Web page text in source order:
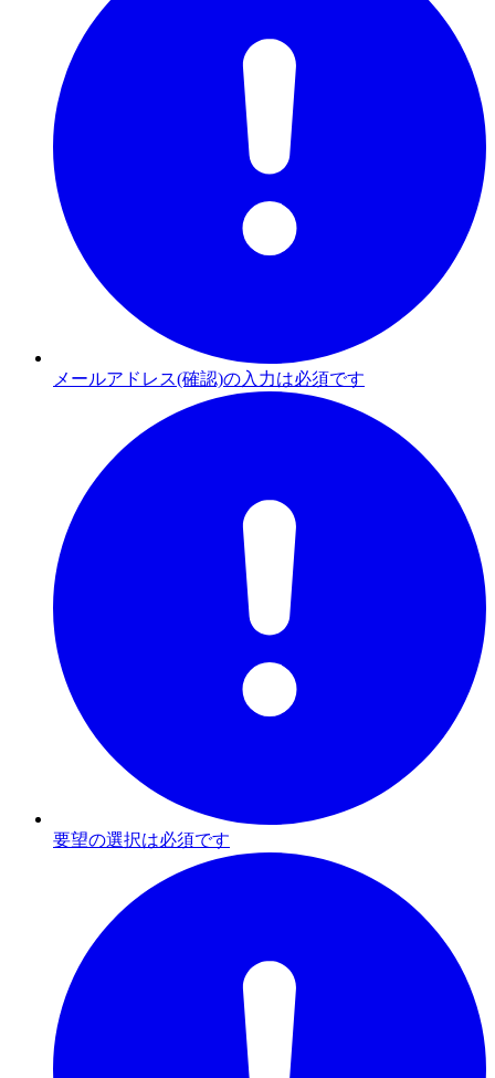
メールアドレス(確認)の入力は必須です
要望の選択は必須です